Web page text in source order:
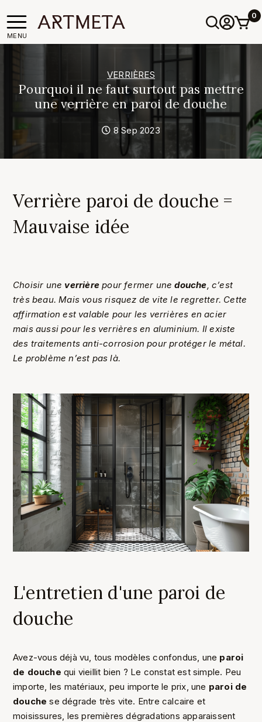
MENU
0
VERRIÈRES
Pourquoi il ne faut surtout pas mettre
une verrière en paroi de douche
8 Sep 2023
Verrière paroi de douche =
Mauvaise idée
Choisir une verrière pour fermer unedouche, c’est
très beau. Mais vous risquez de vite le regretter. Cette
affirmation est valable pour les verrières en acier
mais aussi pour les verrières en aluminium. Il existe
des traitements anti-corrosion pour protéger le métal.
Le problème n’est pas là.
L'entretien d'une paroi de
douche
Avez-vous déjà vu, tous modèles confondus, une paroi
de douche qui vieillit bien ? Le constat est simple. Peu
importe, les matériaux, peu importe le prix, une paroi de
douche se dégrade très vite. Entre calcaire et
moisissures, les premières dégradations apparaissent